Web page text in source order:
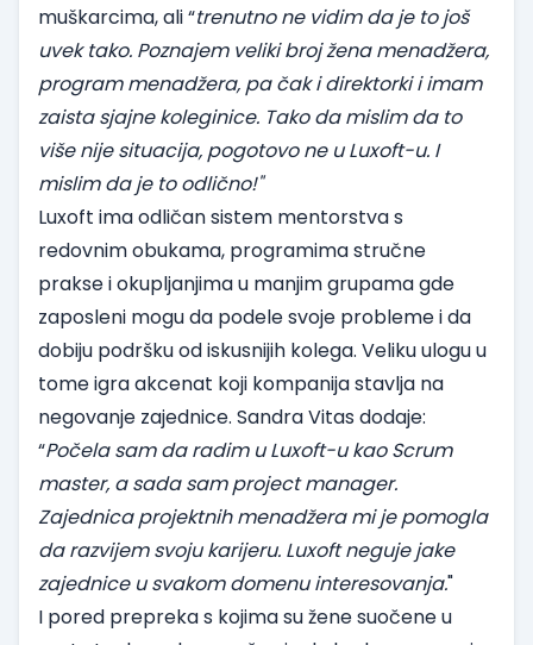
muškarcima, ali “trenutno ne vidim da je to još
uvek tako. Poznajem veliki broj žena menadžera,
program menadžera, pa čak i direktorki i imam
zaista sjajne koleginice. Tako da mislim da to
više nije situacija, pogotovo ne u Luxoft-u. I
mislim da je to odlično!"
Luxoft ima odličan sistem mentorstva s
redovnim obukama, programima stručne
prakse i okupljanjima u manjim grupama gde
zaposleni mogu da podele svoje probleme i da
dobiju podršku od iskusnijih kolega. Veliku ulogu u
tome igra akcenat koji kompanija stavlja na
negovanje zajednice. Sandra Vitas dodaje:
“Počela sam da radim u Luxoft-u kao Scrum
master, a sada sam project manager.
Zajednica projektnih menadžera mi je pomogla
da razvijem svoju karijeru. Luxoft neguje jake
zajednice u svakom domenu interesovanja."
I pored prepreka s kojima su žene suočene u